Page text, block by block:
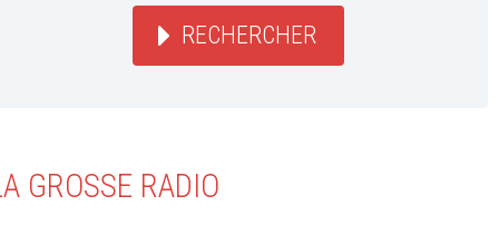
RECHERCHER
GROSSE RADIO